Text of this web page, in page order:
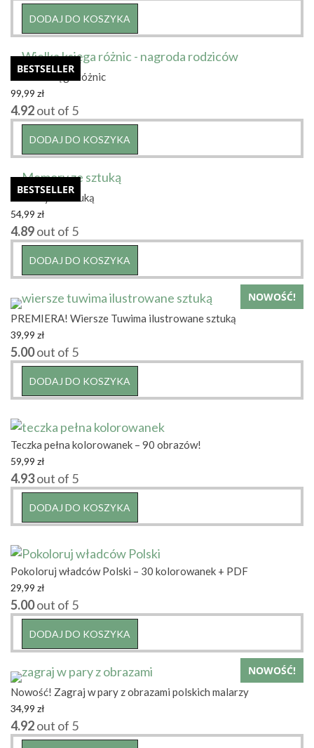
DODAJ DO KOSZYKA
BESTSELLER
Wielka księga różnic
99,99 zł
4.92out of 5
DODAJ DO KOSZYKA
BESTSELLER
Memory ze sztuką
54,99 zł
4.89out of 5
DODAJ DO KOSZYKA
NOWOŚĆ!
PREMIERA! Wiersze Tuwima ilustrowane sztuką
39,99 zł
5.00out of 5
DODAJ DO KOSZYKA
Teczka pełna kolorowanek – 90 obrazów!
59,99 zł
4.93out of 5
DODAJ DO KOSZYKA
Pokoloruj władców Polski – 30 kolorowanek + PDF
29,99 zł
5.00out of 5
DODAJ DO KOSZYKA
NOWOŚĆ!
Nowość! Zagraj w pary z obrazami polskich malarzy
34,99 zł
4.92out of 5